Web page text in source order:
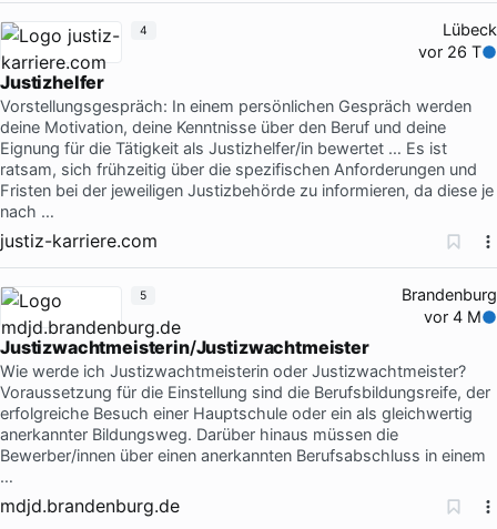
Lübeck
vor 26 T
Justizhelfer
Vorstellungsgespräch: In einem persönlichen Gespräch werden
deine Motivation, deine Kenntnisse über den Beruf und deine
Eignung für die Tätigkeit als Justizhelfer/in bewertet … Es ist
ratsam, sich frühzeitig über die spezifischen Anforderungen und
Fristen bei der jeweiligen Justizbehörde zu informieren, da diese je
nach …
justiz-karriere.com
4
Brandenburg
vor 4 M
Justizwachtmeisterin/Justizwachtmeister
Wie werde ich Justizwachtmeisterin oder Justizwachtmeister?
Voraussetzung für die Einstellung sind die Berufsbildungsreife, der
erfolgreiche Besuch einer Hauptschule oder ein als gleichwertig
anerkannter Bildungsweg. Darüber hinaus müssen die
Bewerber/innen über einen anerkannten Berufsabschluss in einem
…
mdjd.brandenburg.de
5